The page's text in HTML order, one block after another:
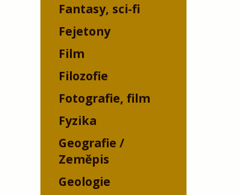
Fantasy, sci-fi
Fejetony
Film
Filozofie
Fotografie, film
Fyzika
Geografie /
Zeměpis
Geologie